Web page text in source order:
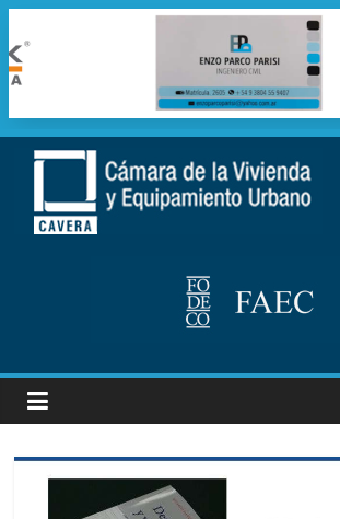
Saltar
contenido
cavera
y
Equipamiento
Urbano